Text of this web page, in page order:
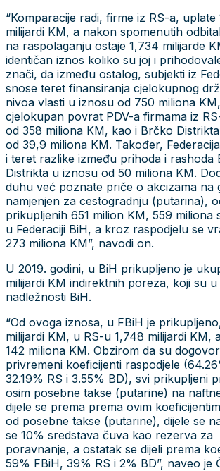
“Komparacije radi, firme iz RS-a, uplate
milijardi KM, a nakon spomenutih
na raspolaganju ostaje 1,734 milijarde
identičan iznos koliko su joj i
znači, da između ostalog, subjekti iz
snose teret finansiranja cjelokupnog
nivoa vlasti u iznosu od 750 miliona
cjelokupan povrat PDV-a firmama iz
od 358 miliona KM, kao i Brčko
od 39,9 miliona KM. Također,
i teret razlike između prihoda i rashoda
Distrikta u iznosu od 50 miliona KM.
duhu već poznate priče o akcizama na
namjenjen za cestogradnju (putarina),
prikupljenih 651 milion KM, 559 miliona
u Federaciji BiH, a kroz raspodjelu se
273 miliona KM”, navodi on.
U 2019. godini, u BiH prikupljeno je
milijardi KM indirektnih poreza, koji su u
nadležnosti BiH.
“Od ovoga iznosa, u FBiH je
milijardi KM, u RS-u 1,748 milijardi KM,
142 miliona KM. Obzirom da su
privremeni koeficijenti raspodjele
32.19% RS i 3.55% BD), svi prikupljeni
osim posebne takse (putarine) na
dijele se prema prema ovim
od posebne takse (putarine), dijele se
se 10% sredstava čuva kao rezerva za
poravnanje, a ostatak se dijeli prema
59% FBiH, 39% RS i 2% BD”, naveo je